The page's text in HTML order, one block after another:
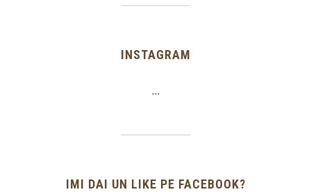
INSTAGRAM
…
IMI DAI UN LIKE PE FACEBOOK?